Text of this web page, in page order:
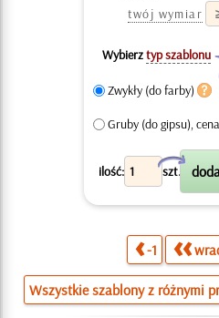
twój wymiar
Wybierztyp szablonu
Zwykły (do farby)
Gruby (do gipsu),
ilość: szt.
X
-1
Wszystkie szablony z różnymi